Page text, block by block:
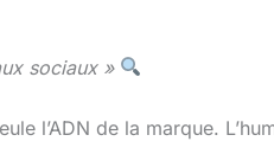
sociaux »
l’ADN de la marque.